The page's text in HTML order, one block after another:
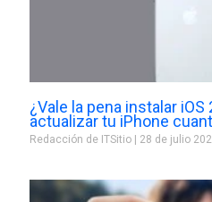
¿Vale la pena instalar
actualizar tu iPhone
Redacción de ITSitio 28 de julio